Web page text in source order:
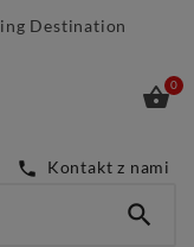
Destination
0
 Kontakt z nami
